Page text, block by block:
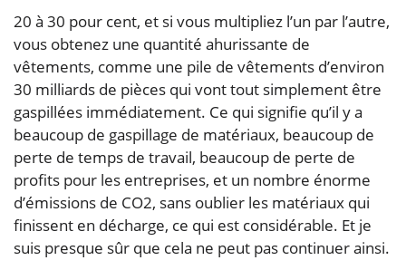
20 à 30 pour cent, et si vous multipliez l’un par l’autre,
vous obtenez une quantité ahurissante de
vêtements, comme une pile de vêtements d’environ
30 milliards de pièces qui vont tout simplement être
gaspillées immédiatement. Ce qui signifie qu’il y a
beaucoup de gaspillage de matériaux, beaucoup de
perte de temps de travail, beaucoup de perte de
profits pour les entreprises, et un nombre énorme
d’émissions de CO2, sans oublier les matériaux qui
finissent en décharge, ce qui est considérable. Et je
suis presque sûr que cela ne peut pas continuer ainsi.